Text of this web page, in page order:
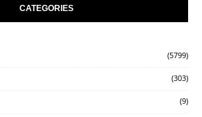
CATEGORIES
(5799)
(303)
(9)